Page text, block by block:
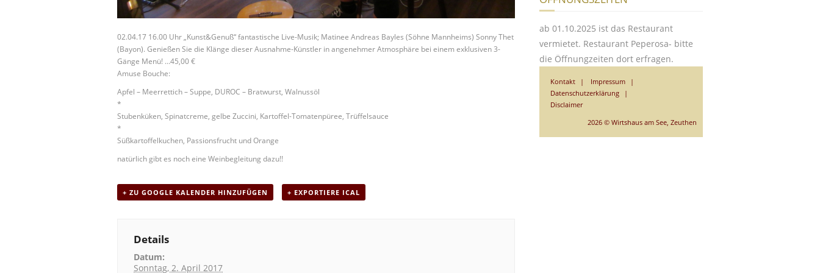
02.04.17 16.00 Uhr „Kunst&Genuß“ fantastische Live-Musik; Matinee Andreas Bayles (Söhne Mannheims) Sonny Thet
(Bayon). Genießen Sie die Klänge dieser Ausnahme-Künstler in angenehmer Atmosphäre bei einem exklusiven 3-
Gänge Menü! …45,00 €
Amuse Bouche:
Apfel – Meerrettich – Suppe, DUROC – Bratwurst, Walnussöl
*
Stubenküken, Spinatcreme, gelbe Zuccini, Kartoffel-Tomatenpüree, Trüffelsauce
*
Süßkartoffelkuchen, Passionsfrucht und Orange
natürlich gibt es noch eine Weinbegleitung dazu!!
+ ZU GOOGLE KALENDER HINZUFÜGEN + EXPORTIERE ICAL
Details
Datum:
Sonntag, 2. April 2017
ab 01.10.2025 ist das Restaurant
vermietet. Restaurant Peperosa- bitte
die Öffnungzeiten dort erfragen.
Kontakt
Impressum
Datenschutzerklärung
Disclaimer
2026 © Wirtshaus am See, Zeuthen